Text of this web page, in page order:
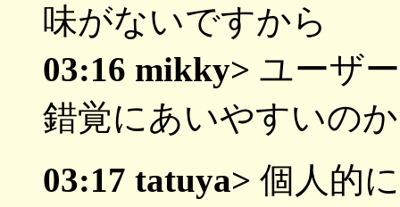
味がないですから
03:16 mikky> ユーザ
錯覚にあいやすいの
03:17 tatuya> 個人的